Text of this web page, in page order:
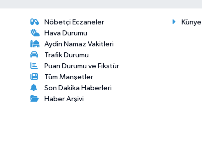
Nöbetçi Eczaneler
Hava Durumu
Aydin Namaz Vakitleri
Trafik Durumu
Puan Durumu ve Fikstür
Tüm Manşetler
Son Dakika Haberleri
Haber Arşivi
Künye